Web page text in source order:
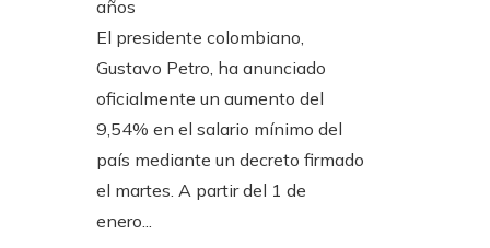
años
El presidente colombiano,
Gustavo Petro, ha anunciado
oficialmente un aumento del
9,54% en el salario mínimo del
país mediante un decreto firmado
el martes. A partir del 1 de
enero...